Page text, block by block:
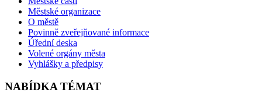
Městské organizace
O městě
Povinně zveřejňované informace
Úřední deska
Volené orgány města
Vyhlášky a předpisy
NABÍDKA TÉMAT